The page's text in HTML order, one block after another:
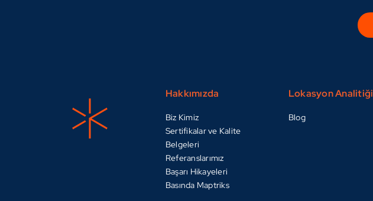
Hakkımızda
Biz Kimiz
Sertifikalar ve Kalite
Belgeleri
Referanslarımız
Başarı Hikayeleri
Basında Maptriks
Lokasyon Analitiği
Blog